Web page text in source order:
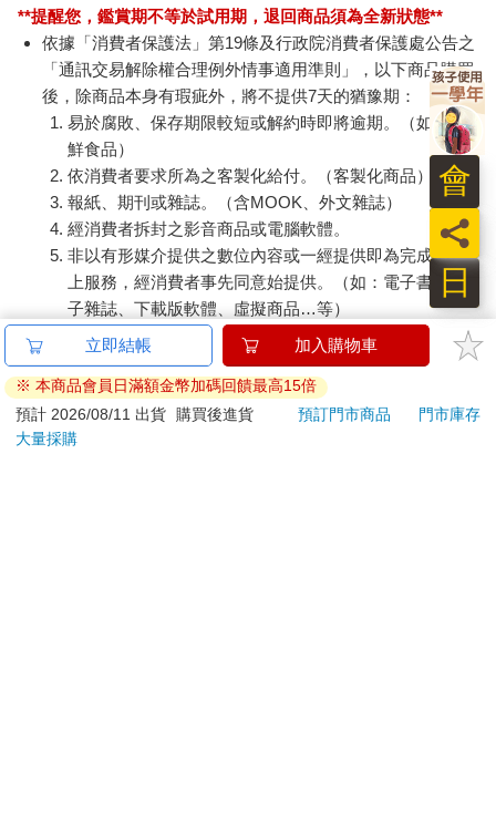
**提醒您，鑑賞期不等於試用期，退回商品須為全新狀態**
依據「消費者保護法」第19條及行政院消費者保護處公告之
「通訊交易解除權合理例外情事適用準則」，以下商品購買
後，除商品本身有瑕疵外，將不提供7天的猶豫期：
易於腐敗、保存期限較短或解約時即將逾期。（如：生
鮮食品）
依消費者要求所為之客製化給付。（客製化商品）
報紙、期刊或雜誌。（含MOOK、外文雜誌）
經消費者拆封之影音商品或電腦軟體。
非以有形媒介提供之數位內容或一經提供即為完成之線
上服務，經消費者事先同意始提供。（如：電子書、電
子雜誌、下載版軟體、虛擬商品…等）
已拆封之個人衛生用品。（如：內衣褲、刮鬍刀、除毛
刀…等）
若非上列種類商品，均享有到貨7天的猶豫期（含例假
日）。
辦理退換貨時，商品（組合商品恕無法接受單獨退貨）必須
立即結帳 加入購物車
※ 本商品會員日滿額金幣加碼回饋最高15倍
預計 2026/08/11 出貨
購買後進貨 預訂門市商品
門市庫存
大量採購
日
員
會